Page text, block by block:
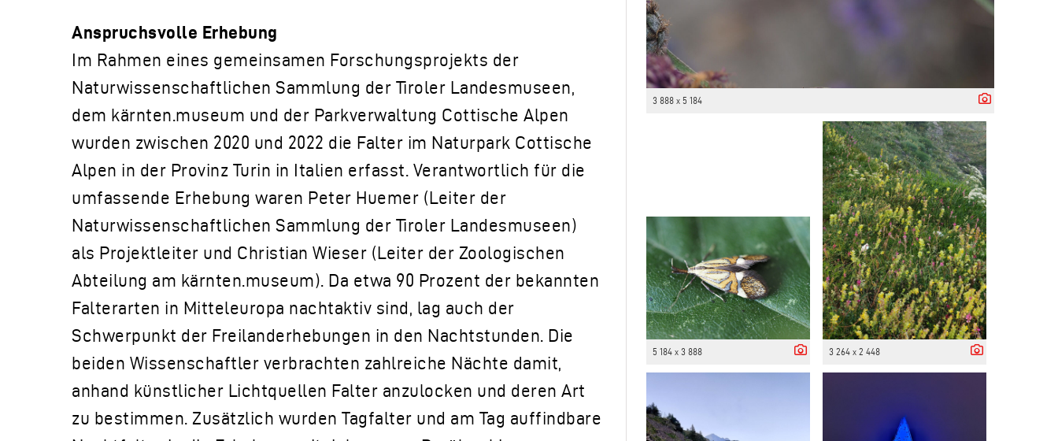
Anspruchsvolle Erhebung
Im Rahmen eines gemeinsamen Forschungsprojekts der
Naturwissenschaftlichen Sammlung der Tiroler Landesmuseen,
dem kärnten.museum und der Parkverwaltung Cottische Alpen
wurden zwischen 2020 und 2022 die Falter im Naturpark Cottische
Alpen in der Provinz Turin in Italien erfasst. Verantwortlich für die
umfassende Erhebung waren Peter Huemer (Leiter der
Naturwissenschaftlichen Sammlung der Tiroler Landesmuseen)
als Projektleiter und Christian Wieser (Leiter der Zoologischen
Abteilung am kärnten.museum). Da etwa 90 Prozent der bekannten
Falterarten in Mitteleuropa nachtaktiv sind, lag auch der
Schwerpunkt der Freilanderhebungen in den Nachtstunden. Die
beiden Wissenschaftler verbrachten zahlreiche Nächte damit,
anhand künstlicher Lichtquellen Falter anzulocken und deren Art
zu bestimmen. Zusätzlich wurden Tagfalter und am Tag auffindbare
3 888 x 5 184
5 184 x 3 888 3 264 x 2 448